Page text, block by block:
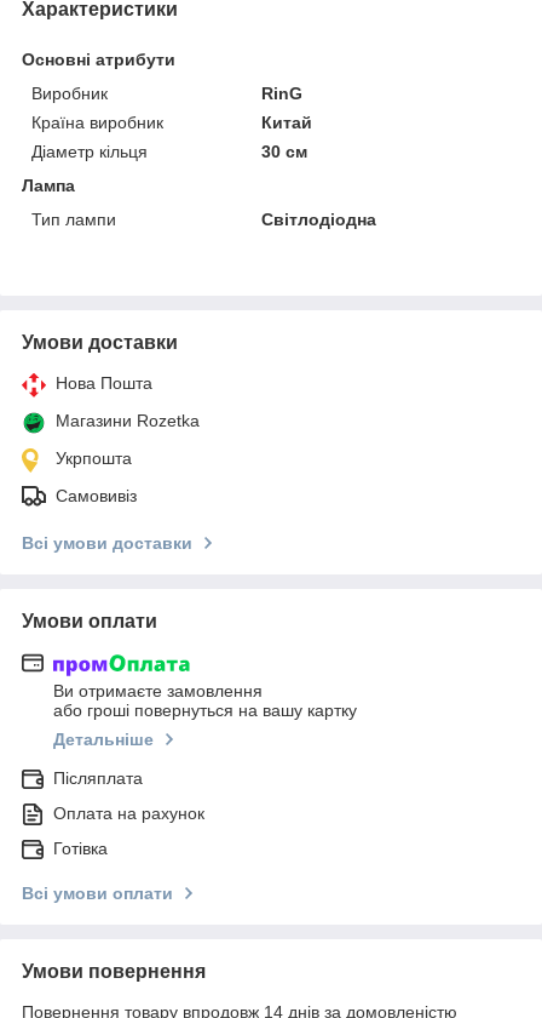
Характеристики
Основні атрибути
Виробник
RinG
Країна виробник
Китай
Діаметр кільця
30 см
Лампа
Тип лампи
Світлодіодна
Умови доставки
Нова Пошта
Магазини Rozetka
Укрпошта
Самовивіз
Всі умови доставки
Умови оплати
Ви отримаєте замовлення
або гроші повернуться на вашу картку
Детальніше
Післяплата
Оплата на рахунок
Готівка
Всі умови оплати
Умови повернення
Повернення товару впродовж 14 днів за домовленістю